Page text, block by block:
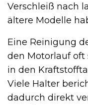
Verschleiß nach
ältere Modelle
Eine Reinigung
den Motorlauf oft
in den
Viele Halter
dadurch direkt